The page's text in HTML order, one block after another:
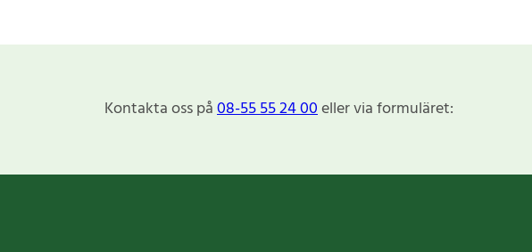
Kontakta oss på08-55 55 24 00eller via formuläret: